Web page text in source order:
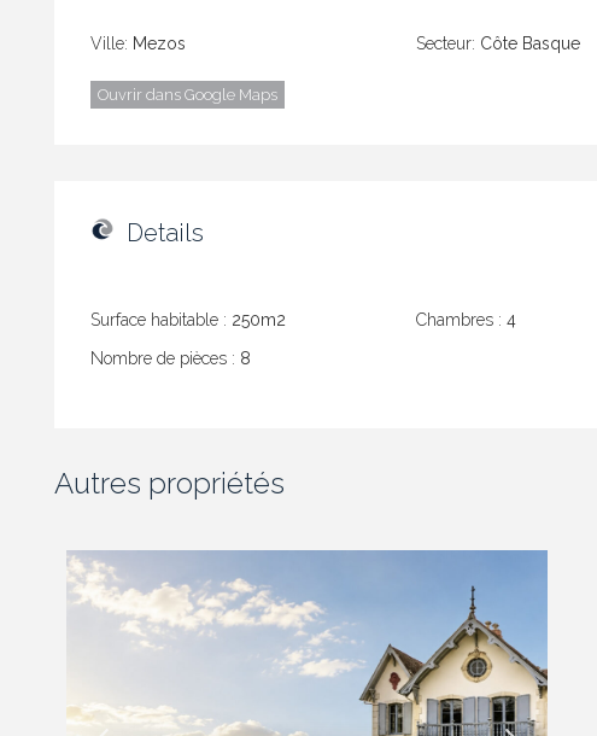
Ville: Mezos Secteur: Côte Basque
Ouvrir dans Google Maps
Details
Surface habitable : 250m2
Nombre de pièces : 8
Chambres : 4
Autres propriétés